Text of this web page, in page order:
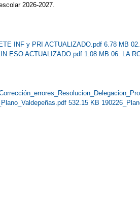
2026-2027.
INF y PRI ACTUALIZADO.pdf 6.78 MB
ESO ACTUALIZADO.pdf 1.08 MB 06. LA
532.15 KB